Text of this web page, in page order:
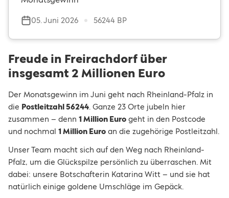
05. Juni 2026 56244 BP
Freude in Freirachdorf über
insgesamt 2 Millionen Euro
Der Monatsgewinn im Juni geht nach Rheinland-Pfalz in
die Postleitzahl 56244. Ganze 23 Orte jubeln hier
zusammen – denn 1 Million Euro geht in den Postcode
und nochmal 1 Million Euro an die zugehörige Postleitzahl.
Unser Team macht sich auf den Weg nach Rheinland-
Pfalz, um die Glückspilze persönlich zu überraschen. Mit
dabei: unsere Botschafterin Katarina Witt – und sie hat
natürlich einige goldene Umschläge im Gepäck.